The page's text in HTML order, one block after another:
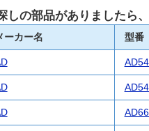
しの部品がありましたら、
ーカー名 型番